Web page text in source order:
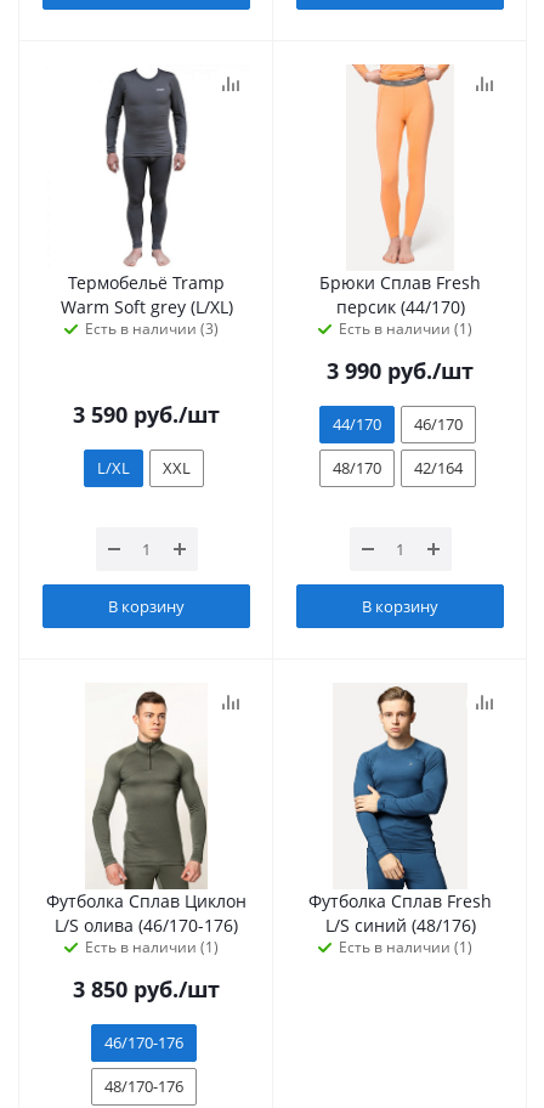
Термобельё Tramp
Warm Soft grey (L/XL)
Есть в наличии (3)
3 590 руб./шт
L/XL XXL
В корзину
Брюки Сплав Fresh
персик (44/170)
Есть в наличии (1)
3 990 руб./шт
44/170
46/170
48/170
42/164
В корзину
Футболка Сплав Циклон
L/S олива (46/170-176)
Есть в наличии (1)
3 850 руб./шт
46/170-176
48/170-176
Футболка Сплав Fresh
L/S синий (48/176)
Есть в наличии (1)